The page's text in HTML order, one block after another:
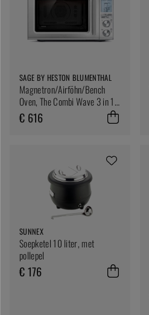
SAGE BY HESTON BLUMENTHAL
Magnetron/Airföhn/Bench
Oven, The Combi Wave 3 in 1 -
Sage
€ 616
SUNNEX
Soepketel 10 liter, met
pollepel
€ 176